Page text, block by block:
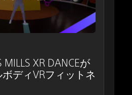
XR DANCEが
ディVRフィットネ